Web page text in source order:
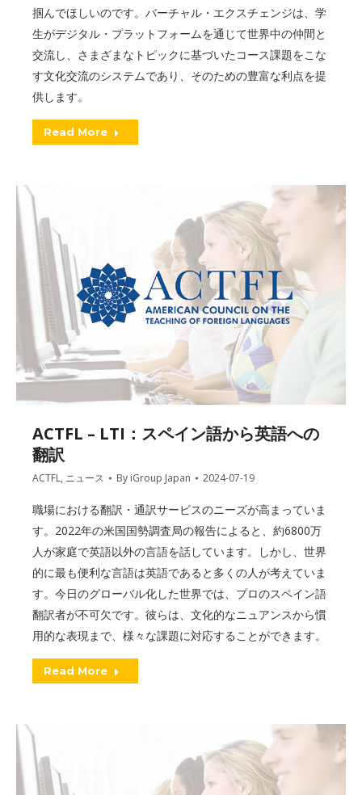
掴んでほしいのです。バーチャル・エクスチェンジは、学
生がデジタル・プラットフォームを通じて世界中の仲間と
交流し、さまざまなトピックに基づいたコース課題をこな
す文化交流のシステムであり、そのための豊富な利点を提
供します。
Read More
ACTFL – LTI：スペイン語から英語への
翻訳
ACTFL, ニュース By iGroup Japan 2024-07-19
職場における翻訳・通訳サービスのニーズが高まっていま
す。2022年の米国国勢調査局の報告によると、約6800万
人が家庭で英語以外の言語を話しています。しかし、世界
的に最も便利な言語は英語であると多くの人が考えていま
す。今日のグローバル化した世界では、プロのスペイン語
翻訳者が不可欠です。彼らは、文化的なニュアンスから慣
用的な表現まで、様々な課題に対応することができます。
Read More